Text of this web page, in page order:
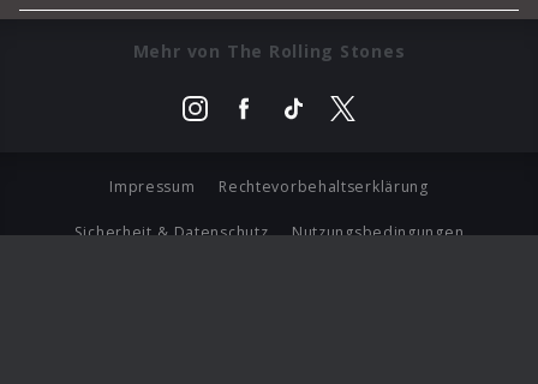
Mehr von The Rolling Stones
Impressum Rechtevorbehaltserklärung
Sicherheit & Datenschutz Nutzungsbedingungen